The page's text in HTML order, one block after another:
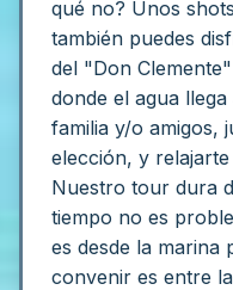
qué no? Unos
también puedes
del "Don
donde el agua
familia y/o amigos,
elección, y
Nuestro tour dura
tiempo no es
es desde la marina
convenir es entre